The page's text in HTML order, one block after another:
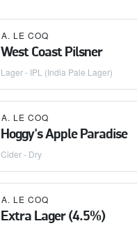
A. LE COQ
West Coast Pilsner
Lager - IPL (India Pale Lager)
A. LE COQ
Hoggy's Apple Paradise
Cider - Dry
A. LE COQ
Extra Lager (4.5%)